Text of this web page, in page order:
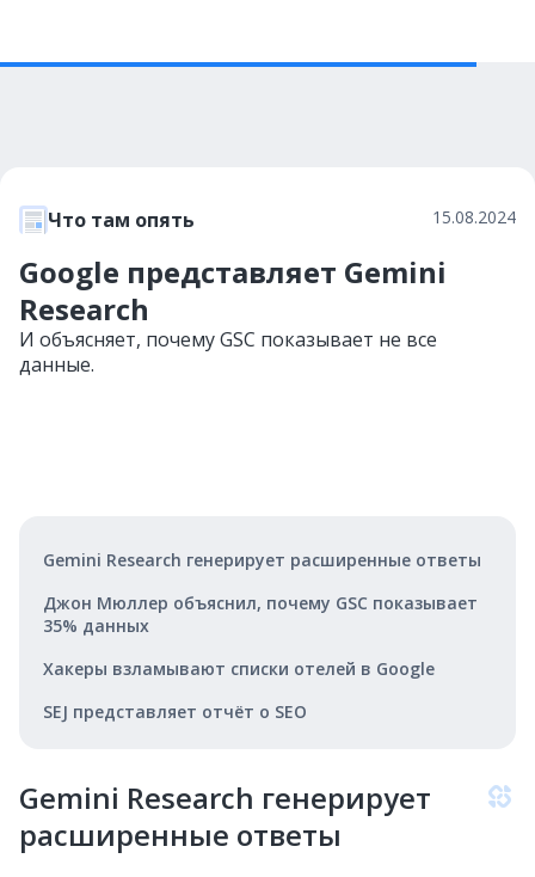
Что там опять 15.08.2024
Google представляет Gemini
Research
И объясняет, почему GSC показывает не все
данные.
Gemini Research генерирует расширенные ответы
Джон Мюллер объяснил, почему GSC показывает
35% данных
Хакеры взламывают списки отелей в Google
SEJ представляет отчёт о SEO
Gemini Research генерирует
расширенные ответы